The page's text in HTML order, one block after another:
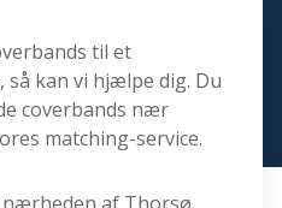
til et
kan vi hjælpe dig. Du
coverbands nær
matching-service.